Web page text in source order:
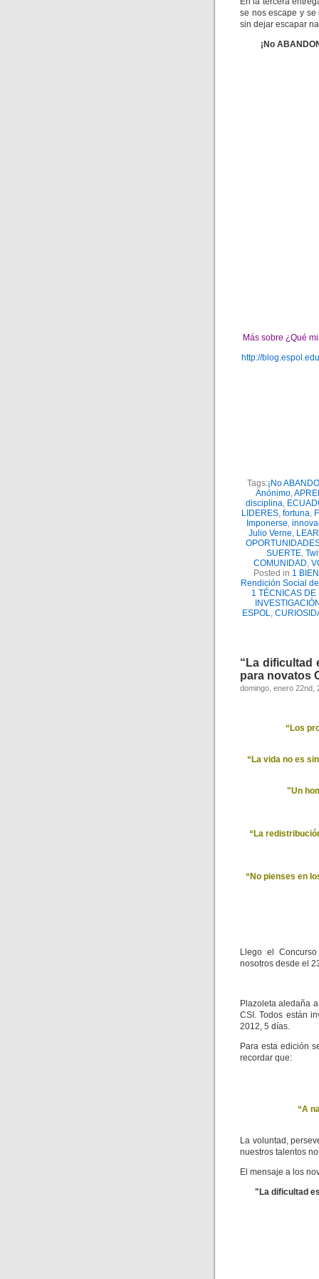
se nos escape y
sin dejar escapar
¡No
Más sobre ¿Qué
http://
Tags:¡No
Anónimo,
disciplina,
LIDERES, fortuna,
Imponerse,
Julio Verne,
SUERTE,
COMUNIDAD,
Posted in 1
Rendición Social
1 TÉCNICAS DE
ESPOL,
“La dificultad
para novatos
domingo, enero 22nd,
“Los
“La vida no es
"Un
“La
“No pienses en
Llego el
nosotros desde el
Plazoleta aledaña
CSI. Todos están
2012, 5 días.
Para esta edición
recordar que:
“A
La voluntad,
nuestros talentos
El mensaje a los
"La dificultad